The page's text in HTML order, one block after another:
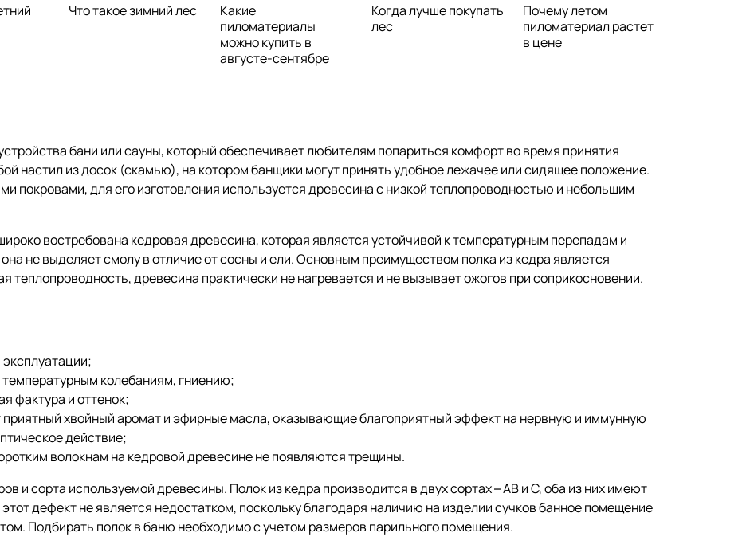
Что такое зимний лес
Какие
пиломатериалы
можно купить в
августе-сентябре
Когда лучше покупать
лес
Почему летом
пиломатериал растет
в цене
бани или сауны, который обеспечивает любителям попариться комфорт во время принятия
настил из досок (скамью), на котором банщики могут принять удобное лежачее или сидящее положение.
покровами, для его изготовления используется древесина с низкой теплопроводностью и небольшим
востребована кедровая древесина, которая является устойчивой к температурным перепадам и
не выделяет смолу в отличие от сосны и ели. Основным преимуществом полка из кедра является
теплопроводность, древесина практически не нагревается и не вызывает ожогов при соприкосновении.
колебаниям, гниению;
фактура и оттенок;
хвойный аромат и эфирные масла, оказывающие благоприятный эффект на нервную и иммунную
действие;
волокнам на кедровой древесине не появляются трещины.
и сорта используемой древесины. Полок из кедра производится в двух сортах – АВ и С, оба из них имеют
дефект не является недостатком, поскольку благодаря наличию на изделии сучков банное помещение
Подбирать полок в баню необходимо с учетом размеров парильного помещения.